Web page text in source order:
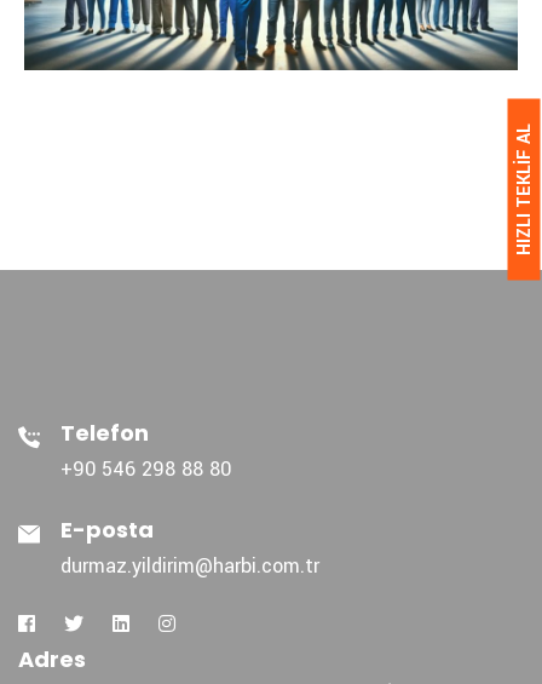
Telefon
+90 546 298 88 80
E-posta
durmaz.yildirim@harbi.com.tr
Adres
HIZLI TEKLİF AL